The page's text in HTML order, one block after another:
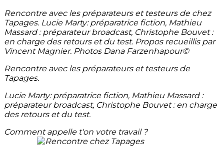
Rencontre avec les préparateurs et testeurs de chez
Tapages. Lucie Marty: préparatrice fiction, Mathieu
Massard : préparateur broadcast, Christophe Bouvet :
en charge des retours et du test. Propos recueillis par
Vincent Magnier. Photos Dana Farzenhapour©
Rencontre avec les préparateurs et testeurs de
Tapages.
Lucie Marty: préparatrice fiction, Mathieu Massard :
préparateur broadcast, Christophe Bouvet : en charge
des retours et du test.
Comment appelle t'on votre travail ?